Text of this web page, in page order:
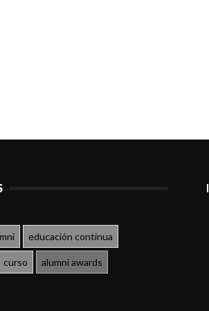
educación continua
curso alumni awards